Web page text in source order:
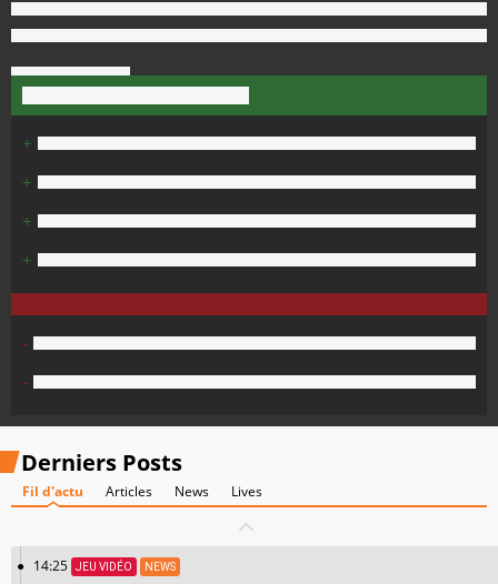
+
+
+
+
-
-
Derniers Posts
Fil d'actu Articles News Lives
14:25 JEU VIDÉO NEWS